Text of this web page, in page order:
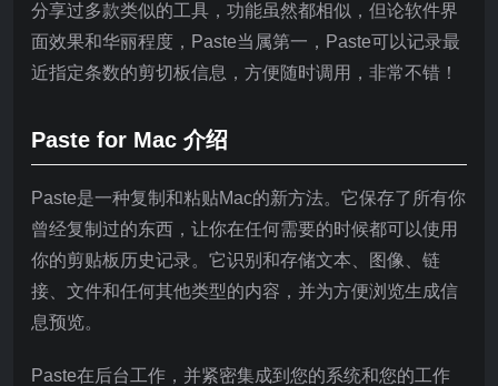
分享过多款类似的工具，功能虽然都相似，但论软件界
面效果和华丽程度，Paste当属第一，Paste可以记录最
近指定条数的剪切板信息，方便随时调用，非常不错！
Paste for Mac 介绍
Paste是一种复制和粘贴Mac的新方法。它保存了所有你
曾经复制过的东西，让你在任何需要的时候都可以使用
你的剪贴板历史记录。它识别和存储文本、图像、链
接、文件和任何其他类型的内容，并为方便浏览生成信
息预览。
Paste在后台工作，并紧密集成到您的系统和您的工作